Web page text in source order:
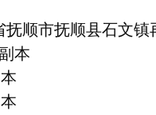
顺市抚顺县石文镇